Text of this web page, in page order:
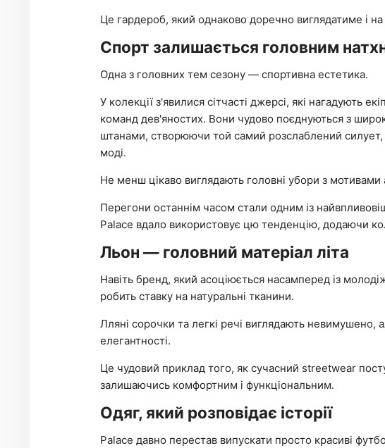
Це гардероб, який однаково доречно виглядатиме і на
Спорт залишається головним
Одна з головних тем сезону — спортивна естетика.
У колекції з'явилися сітчасті джерсі, які нагадують
команд дев'яностих. Вони чудово поєднуються з
штанами, створюючи той самий розслаблений силует,
моді.
Не менш цікаво виглядають головні убори з мотивами
Перегони останнім часом стали одним із
Palace вдало використовує цю тенденцію, додаючи
Льон — головний матеріал літа
Навіть бренд, який асоціюється насамперед із
робить ставку на натуральні тканини.
Лляні сорочки та легкі речі виглядають невимушено,
елегантності.
Це чудовий приклад того, як сучасний streetwear
залишаючись комфортним і функціональним.
Одяг, який розповідає історії
Palace давно перестав випускати просто красиві